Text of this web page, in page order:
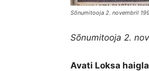
Sõnumitooja 2. novembril
Sõnumitooja 2.
Avati Loksa